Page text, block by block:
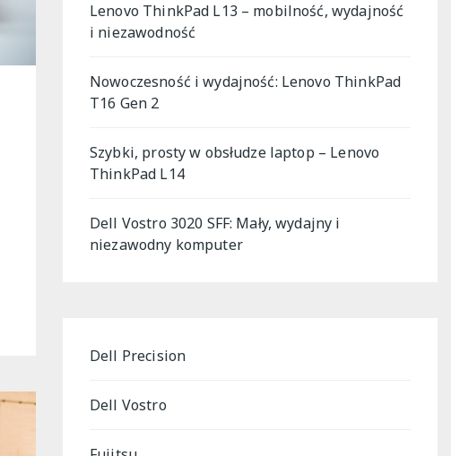
Lenovo ThinkPad L13 – mobilność, wydajność
i niezawodność
Nowoczesność i wydajność: Lenovo ThinkPad
T16 Gen 2
Szybki, prosty w obsłudze laptop – Lenovo
ThinkPad L14
Dell Vostro 3020 SFF: Mały, wydajny i
niezawodny komputer
Dell Precision
Dell Vostro